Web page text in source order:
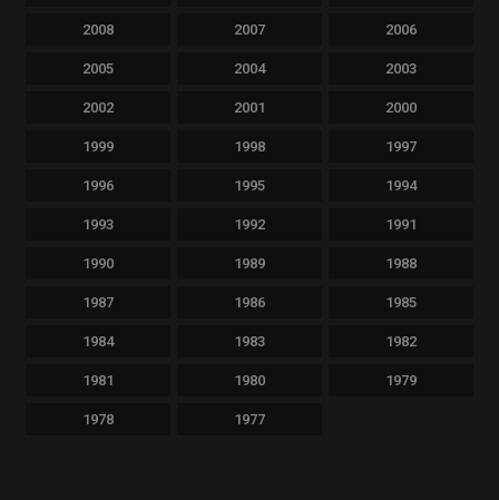
2008 2007 2006
2005 2004 2003
2002 2001 2000
1999 1998 1997
1996 1995 1994
1993 1992 1991
1990 1989 1988
1987 1986 1985
1984 1983 1982
1981 1980 1979
1978 1977